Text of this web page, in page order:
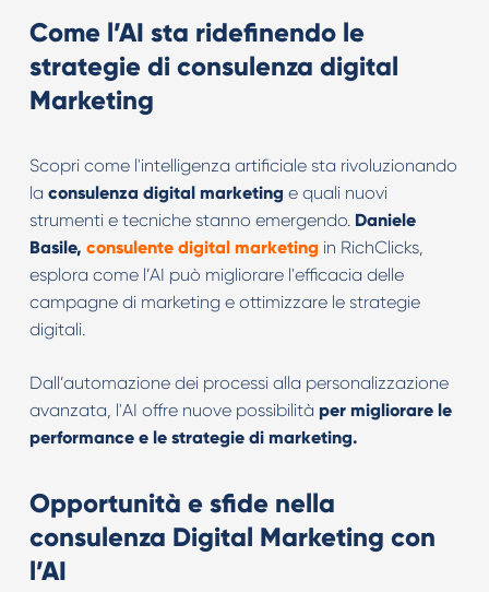
Come l’AI sta ridefinendo le
strategie di consulenza digital
Marketing
Scopri come l'intelligenza artificiale sta rivoluzionando
la consulenza digital marketing e quali nuovi
strumenti e tecniche stanno emergendo. Daniele
Basile, consulente digital marketing in RichClicks,
esplora come l’AI può migliorare l'efficacia delle
campagne di marketing e ottimizzare le strategie
digitali.
Dall’automazione dei processi alla personalizzazione
avanzata, l'AI offre nuove possibilità per migliorare le
performance e le strategie di marketing.
Opportunità e sfide nella
consulenza Digital Marketing con
l’AI